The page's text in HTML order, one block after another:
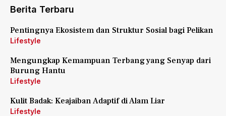
Berita Terbaru
Pentingnya Ekosistem dan Struktur Sosial bagi Pelikan
Lifestyle
Mengungkap Kemampuan Terbang yang Senyap dari
Burung Hantu
Lifestyle
Kulit Badak: Keajaiban Adaptif di Alam Liar
Lifestyle